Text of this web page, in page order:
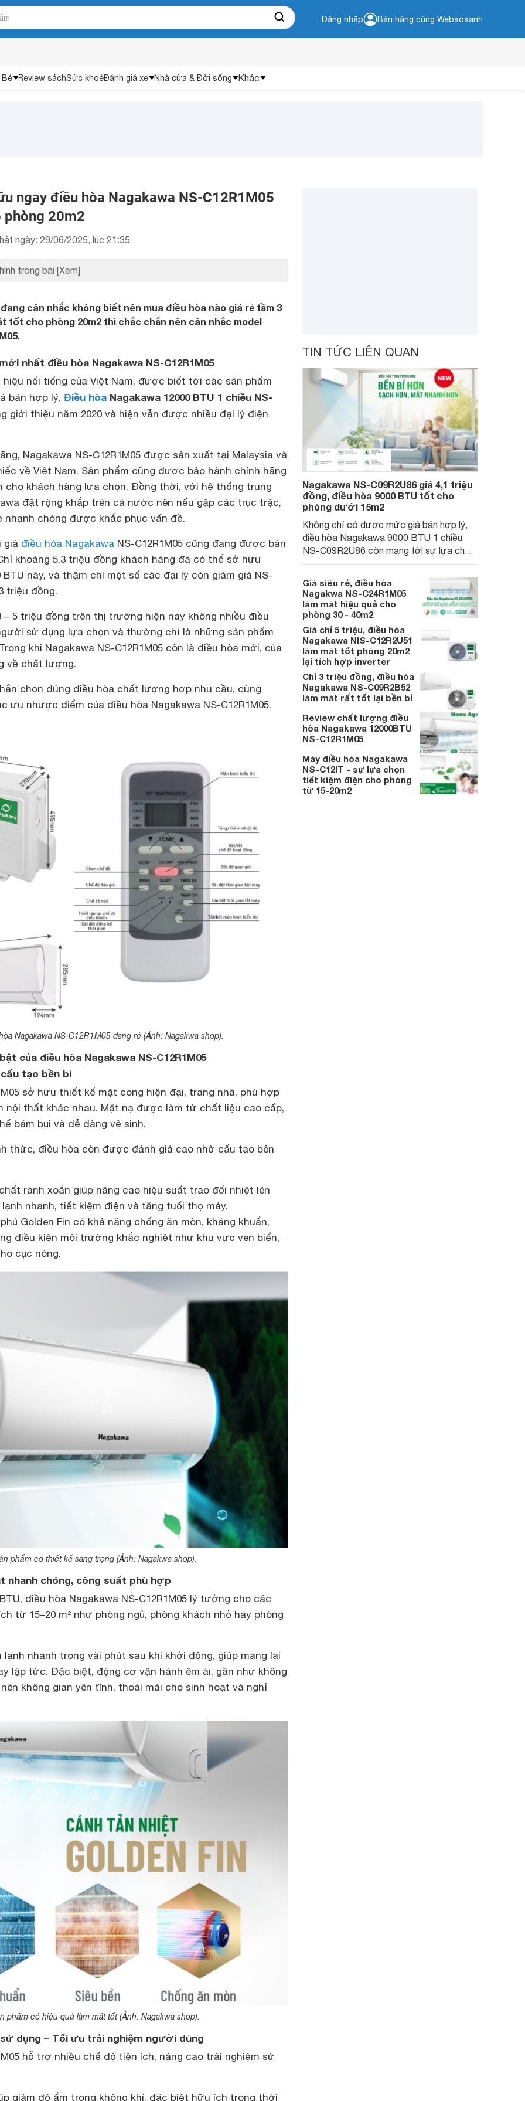
Đăng nhập Bán hàng cùng Websosanh
Bé Review sáchSức khoẻĐánh giá xe Nhà cửa & Đời sống Khác
ngay điều hòa Nagakawa NS-C12R1M05
20m2
ngày: 29/06/2025, lúc 21:35
trong bài [Xem]
cân nhắc không biết nên mua điều hòa nào giá rẻ tầm 3
tốt cho phòng 20m2 thì chắc chắn nên cân nhắc model
nhất điều hòa Nagakawa NS-C12R1M05
nổi tiếng của Việt Nam, được biết tới các sản phẩm
bán hợp lý. Điều hòa Nagakawa 12000 BTU 1 chiều NS-
giới thiệu năm 2020 và hiện vẫn được nhiều đại lý điện
Nagakawa NS-C12R1M05 được sản xuất tại Malaysia và
về Việt Nam. Sản phẩm cũng được bảo hành chính hãng
cho khách hàng lựa chọn. Đồng thời, với hệ thống trung
đặt rộng khắp trên cả nước nên nếu gặp các trục trặc,
nhanh chóng được khắc phục vấn đề.
giá điều hòa Nagakawa NS-C12R1M05 cũng đang được bán
khoảng 5,3 triệu đồng khách hàng đã có thể sở hữu
BTU này, và thậm chí một số các đại lý còn giảm giá NS-
triệu đồng.
5 triệu đồng trên thị trường hiện nay không nhiều điều
sử dụng lựa chọn và thường chỉ là những sản phẩm
khi Nagakawa NS-C12R1M05 còn là điều hòa mới, của
về chất lượng.
chọn đúng điều hòa chất lượng hợp nhu cầu, cùng
ưu nhược điểm của điều hòa Nagakawa NS-C12R1M05.
Nagakawa NS-C12R1M05 đang rẻ (Ảnh: Nagakwa shop).
của điều hòa Nagakawa NS-C12R1M05
tạo bền bỉ
sở hữu thiết kế mặt cong hiện đại, trang nhã, phù hợp
nội thất khác nhau. Mặt nạ được làm từ chất liệu cao cấp,
bám bụi và dễ dàng vệ sinh.
thức, điều hòa còn được đánh giá cao nhờ cấu tạo bên
rãnh xoắn giúp nâng cao hiệu suất trao đổi nhiệt lên
nhanh, tiết kiệm điện và tăng tuổi thọ máy.
Golden Fin có khả năng chống ăn mòn, kháng khuẩn,
điều kiện môi trường khắc nghiệt như khu vực ven biển,
cục nóng.
phẩm có thiết kế sang trọng (Ảnh: Nagakwa shop).
nhanh chóng, công suất phù hợp
điều hòa Nagakawa NS-C12R1M05 lý tưởng cho các
từ 15–20 m² như phòng ngủ, phòng khách nhỏ hay phòng
lạnh nhanh trong vài phút sau khi khởi động, giúp mang lại
lập tức. Đặc biệt, động cơ vận hành êm ái, gần như không
không gian yên tĩnh, thoải mái cho sinh hoạt và nghỉ
phẩm có hiệu quả làm mát tốt (Ảnh: Nagakwa shop).
dụng – Tối ưu trải nghiệm người dùng
hỗ trợ nhiều chế độ tiện ích, nâng cao trải nghiệm sử
giảm độ ẩm trong không khí, đặc biệt hữu ích trong thời
TIN TỨC LIÊN QUAN
Nagakawa NS-C09R2U86 giá 4,1 triệu
đồng, điều hòa 9000 BTU tốt cho
phòng dưới 15m2
Không chỉ có được mức giá bán hợp lý,
điều hòa Nagakawa 9000 BTU 1 chiều
NS-C09R2U86 còn mang tới sự lựa chọn
chất lượng với những trang bị mang tính
thực dụng cao cho khách hàng Việt.
Giá siêu rẻ, điều hòa
Nagakwa NS-C24R1M05
làm mát hiệu quả cho
phòng 30 - 40m2
Giá chỉ 5 triệu, điều hòa
Nagakawa NIS-C12R2U51
làm mát tốt phòng 20m2
lại tích hợp inverter
Chỉ 3 triệu đồng, điều hòa
Nagakawa NS-C09R2B52
làm mát rất tốt lại bền bỉ
Review chất lượng điều
hòa Nagakawa 12000BTU
NS-C12R1M05
Máy điều hòa Nagakawa
NS-C12IT - sự lựa chọn
tiết kiệm điện cho phòng
từ 15-20m2